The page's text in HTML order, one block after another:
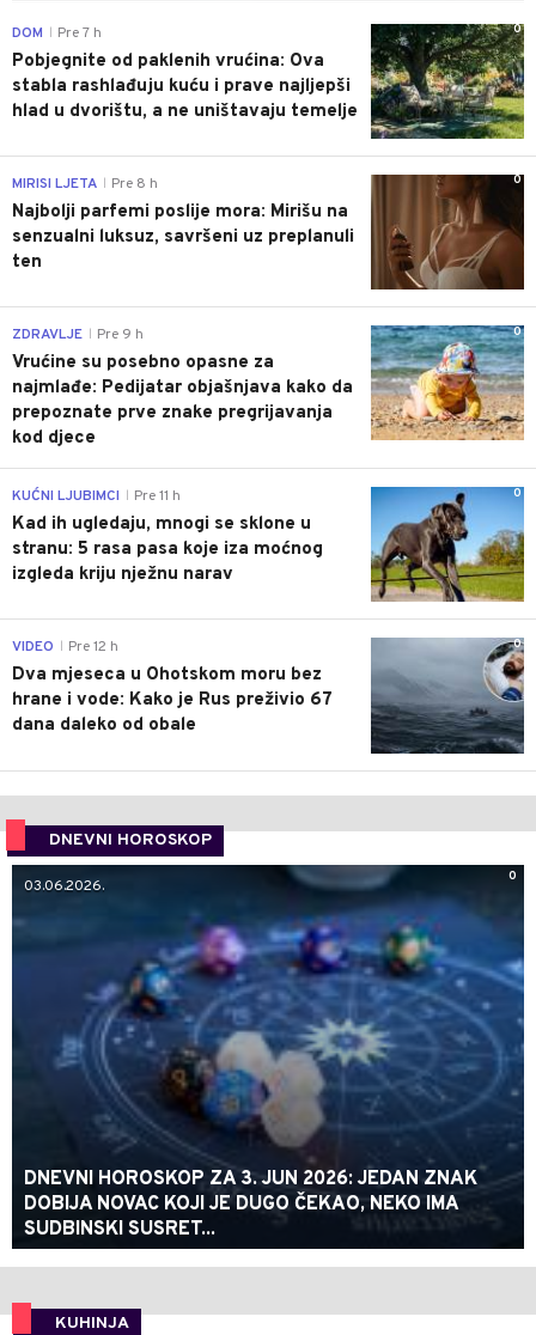
0
DOM Pre 7 h
Pobjegnite od paklenih vrućina: Ova
stabla rashlađuju kuću i prave najljepši
hlad u dvorištu, a ne uništavaju temelje
0
MIRISI LJETA Pre 8 h
Najbolji parfemi poslije mora: Mirišu na
senzualni luksuz, savršeni uz preplanuli
ten
0
ZDRAVLJE Pre 9 h
Vrućine su posebno opasne za
najmlađe: Pedijatar objašnjava kako da
prepoznate prve znake pregrijavanja
kod djece
0
KUĆNI LJUBIMCI Pre 11 h
Kad ih ugledaju, mnogi se sklone u
stranu: 5 rasa pasa koje iza moćnog
izgleda kriju nježnu narav
0
VIDEO Pre 12 h
Dva mjeseca u Ohotskom moru bez
hrane i vode: Kako je Rus preživio 67
dana daleko od obale
DNEVNI HOROSKOP
0
03.06.2026.
DNEVNI HOROSKOP ZA 3. JUN 2026: JEDAN ZNAK
DOBIJA NOVAC KOJI JE DUGO ČEKAO, NEKO IMA
SUDBINSKI SUSRET...
KUHINJA